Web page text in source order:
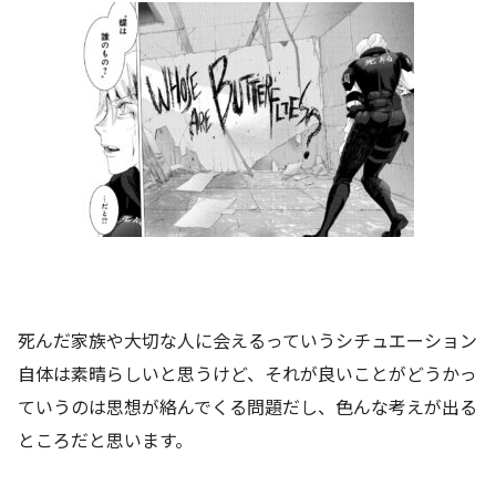
死んだ家族や大切な人に会えるっていうシチュエーション
自体は素晴らしいと思うけど、それが良いことがどうかっ
ていうのは思想が絡んでくる問題だし、色んな考えが出る
ところだと思います。